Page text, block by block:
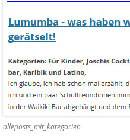
alleposts_mit_kategorien